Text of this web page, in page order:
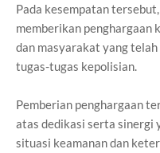
Pada kesempatan
memberikan penghargaan
dan masyarakat yang
tugas-tugas kepolisian.
Pemberian penghargaan
atas dedikasi serta sinergi
situasi keamanan dan